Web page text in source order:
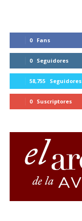
0 Fans
0 Seguidores
58,755 Seguidores
0 Suscriptores